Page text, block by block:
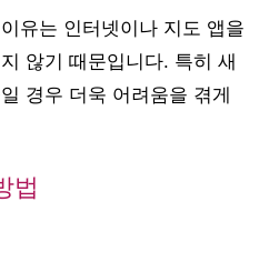
유는 인터넷이나 지도 앱을
않기 때문입니다. 특히 새
경우 더욱 어려움을 겪게
법